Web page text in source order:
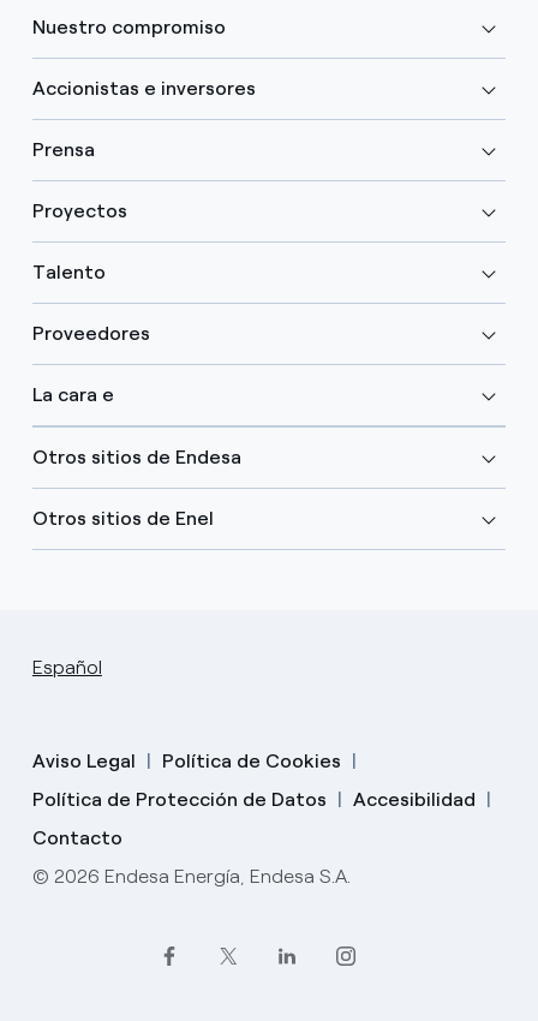
Nuestro compromiso
Accionistas e inversores
Prensa
Proyectos
Talento
Proveedores
La cara e
Otros sitios de Endesa
Otros sitios de Enel
Español
Aviso Legal
Política de Cookies
Política de Protección de Datos
Accesibilidad
Contacto
© 2026 Endesa Energía, Endesa S.A.